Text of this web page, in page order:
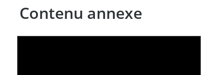
Contenu annexe